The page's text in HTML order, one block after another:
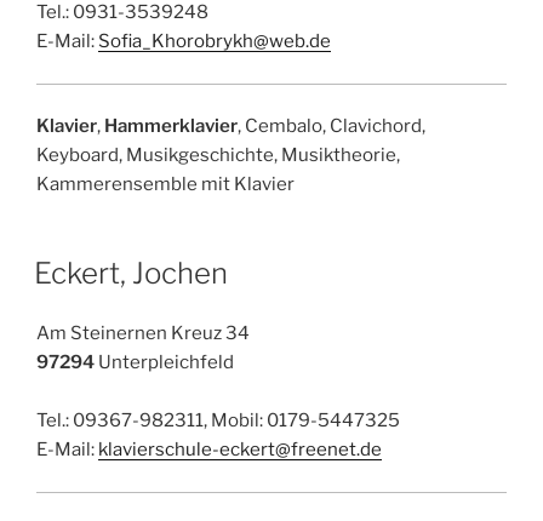
Tel.: 0931-3539248
E-Mail: Sofia_Khorobrykh@web.de
Klavier, Hammerklavier, Cembalo, Clavichord,
Keyboard, Musikgeschichte, Musiktheorie,
Kammerensemble mit Klavier
Eckert, Jochen
Am Steinernen Kreuz 34
97294 Unterpleichfeld
Tel.: 09367-982311, Mobil: 0179-5447325
E-Mail: klavierschule-eckert@freenet.de